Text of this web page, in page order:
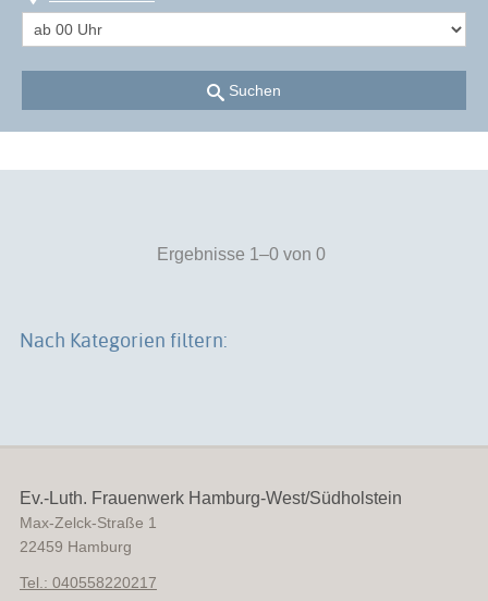
Suchen
Ergebnisse 1–0 von 0
Nach Kategorien filtern:
Ev.-Luth. Frauenwerk Hamburg-West/Südholstein
Max-Zelck-Straße 1
22459 Hamburg
Tel.: 040558220217